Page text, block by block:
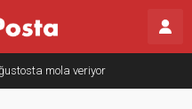
mola veriyor